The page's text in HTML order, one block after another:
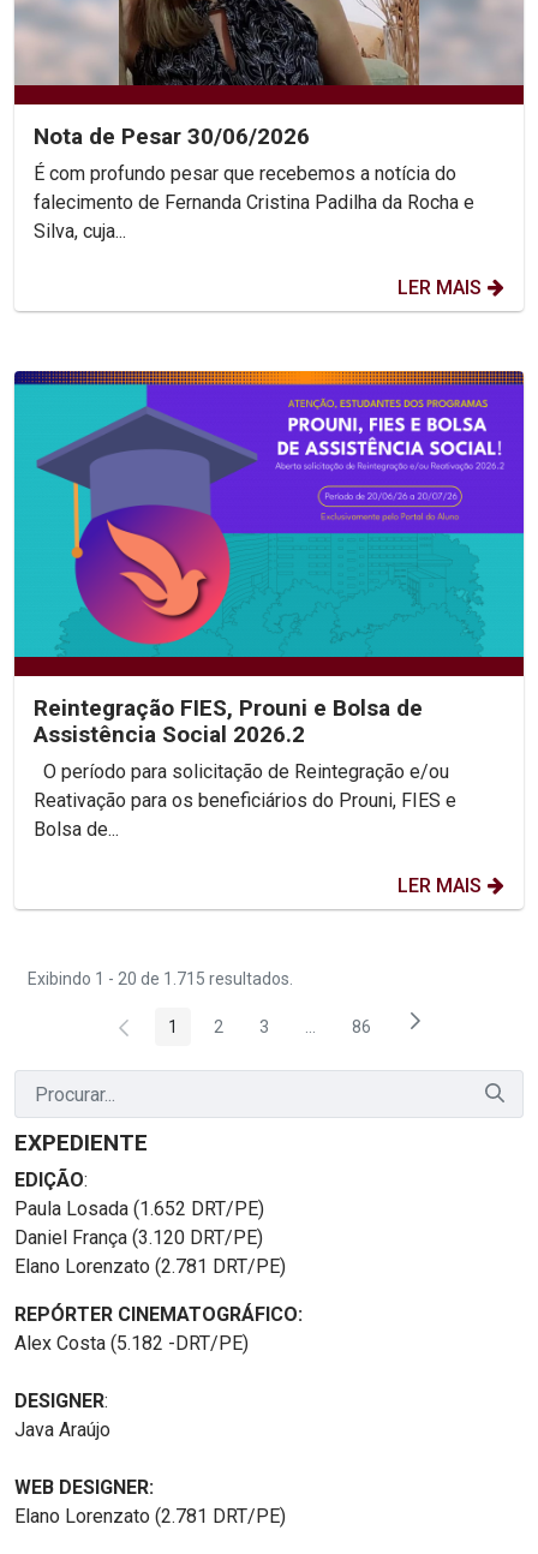
Nota de Pesar 30/06/2026
É com profundo pesar que recebemos a notícia do
falecimento de Fernanda Cristina Padilha da Rocha e
Silva, cuja...
LER MAIS
Reintegração FIES, Prouni e Bolsa de
Assistência Social 2026.2
Reativação para os beneficiários do Prouni, FIES e
Bolsa de...
LER MAIS
Exibindo 1 - 20 de 1.715 resultados.
Página
1 Página
2 Página
3 Páginas intermediárias Usar
Página
86
EXPEDIENTE
EDIÇÃO:
Paula Losada (1.652 DRT/PE)
Daniel França (3.120 DRT/PE)
Elano Lorenzato (2.781 DRT/PE)
REPÓRTER CINEMATOGRÁFICO:
Alex Costa (5.182 -DRT/PE)
DESIGNER:
Java Araújo
WEB DESIGNER:
Elano Lorenzato (2.781 DRT/PE)